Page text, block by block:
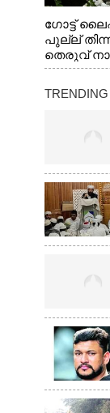
ഗോട്ട് ലൈഫ്
പുല്ല്
തെരുവ്
വന്നതോടെ
TRENDING